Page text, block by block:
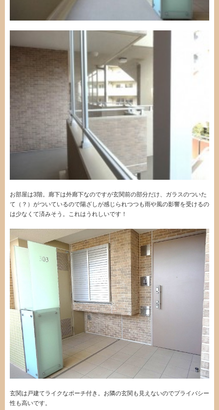
お部屋は3階。廊下は外廊下なのですが玄関前の部分だけ、ガラスのついた
て（？）がついているので陽ざしが感じられつつも雨や風の影響を受けるの
は少なくて済みそう。これはうれしいです！
玄関は戸建てライクなポーチ付き。お隣の玄関も見えないのでプライバシー
性も高いです。